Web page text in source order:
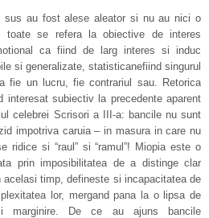
sus au fost alese aleator si nu au nici o
toate se refera la obiective de interes
ca fiind de larg interes si induc
si generalizate, statisticanefiind singurul
fie un lucru, fie contrariul sau. Retorica
interesat subiectiv la precedente aparent
celebrei Scrisori a III-a: bancile nu sunt
impotriva caruia – in masura in care nu
ridice si “raul” si “ramul”! Miopia este o
prin imposibilitatea de a distinge clar
timp, defineste si incapacitatea de
lor, mergand pana la o lipsa de
marginire. De ce au ajuns bancile